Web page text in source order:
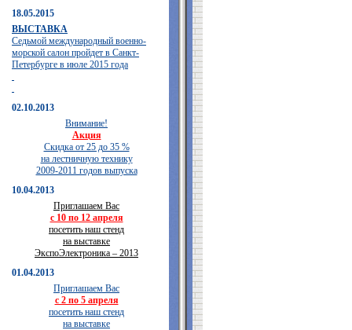
18.05.2015
ВЫСТАВКА
Седьмой международный военно-
морской салон пройдет в Санкт-
Петербурге в июле 2015 года
02.10.2013
Внимание!
Акция
Скидка от 25 до 35 %
на лестничную технику
2009-2011 годов выпуска
10.04.2013
Приглашаем Вас
с 10 по 12 апреля
посетить наш стенд
на выставке
ЭкспоЭлектроника – 2013
01.04.2013
Приглашаем Вас
с 2 по 5 апреля
посетить наш стенд
на выставке